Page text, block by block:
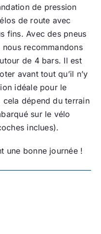
de pression
de route avec
fins. Avec des pneus
recommandons
de 4 bars. Il est
avant tout qu’il n’y
idéale pour le
dépend du terrain
sur le vélo
inclues).
une bonne journée !